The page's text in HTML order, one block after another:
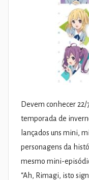
Devem conhecer
temporada de
lançados uns mini,
personagens da
mesmo mini-
“Ah, Rimagi, isto